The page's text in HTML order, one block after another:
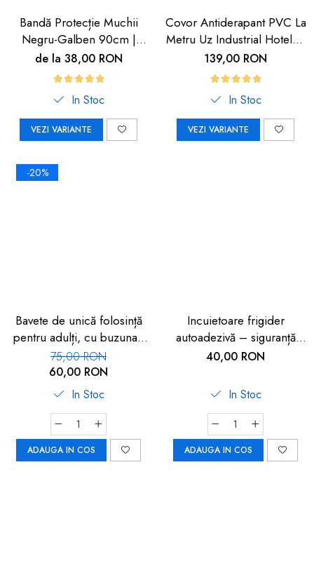
Bandă Protecție Muchii
Negru-Galben 90cm |
Carboysafety
de la 38,00 RON
In Stoc
VEZI VARIANTE
Covor Antiderapant PVC La
Metru Uz Industrial Hoteluri
| Carboysafety
139,00 RON
In Stoc
VEZI VARIANTE
-20%
Bavete de unică folosință
pentru adulți, cu buzunar,
set 50 buc, FM-108
75,00 RON
60,00 RON
In Stoc
ADAUGA IN COS
Incuietoare frigider
autoadezivă – siguranță
copii 2 buc
40,00 RON
In Stoc
ADAUGA IN COS